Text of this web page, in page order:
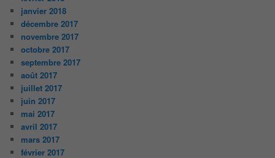
janvier 2018
décembre 2017
novembre 2017
octobre 2017
septembre 2017
août 2017
juillet 2017
juin 2017
mai 2017
avril 2017
mars 2017
février 2017